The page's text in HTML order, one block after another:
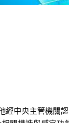
經中央主管機關